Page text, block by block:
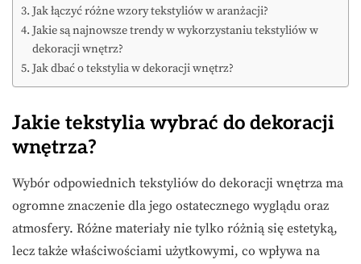
Jak łączyć różne wzory tekstyliów w aranżacji?
Jakie są najnowsze trendy w wykorzystaniu tekstyliów w
dekoracji wnętrz?
Jak dbać o tekstylia w dekoracji wnętrz?
Jakie tekstylia wybrać do dekoracji
wnętrza?
Wybór odpowiednich tekstyliów do dekoracji wnętrza ma
ogromne znaczenie dla jego ostatecznego wyglądu oraz
atmosfery. Różne materiały nie tylko różnią się estetyką,
lecz także właściwościami użytkowymi, co wpływa na